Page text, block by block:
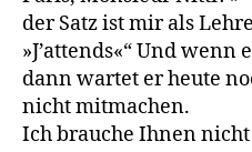
der Satz ist mir als
»J’attends«“ Und
dann wartet er heute
nicht mitmachen.
Ich brauche Ihnen